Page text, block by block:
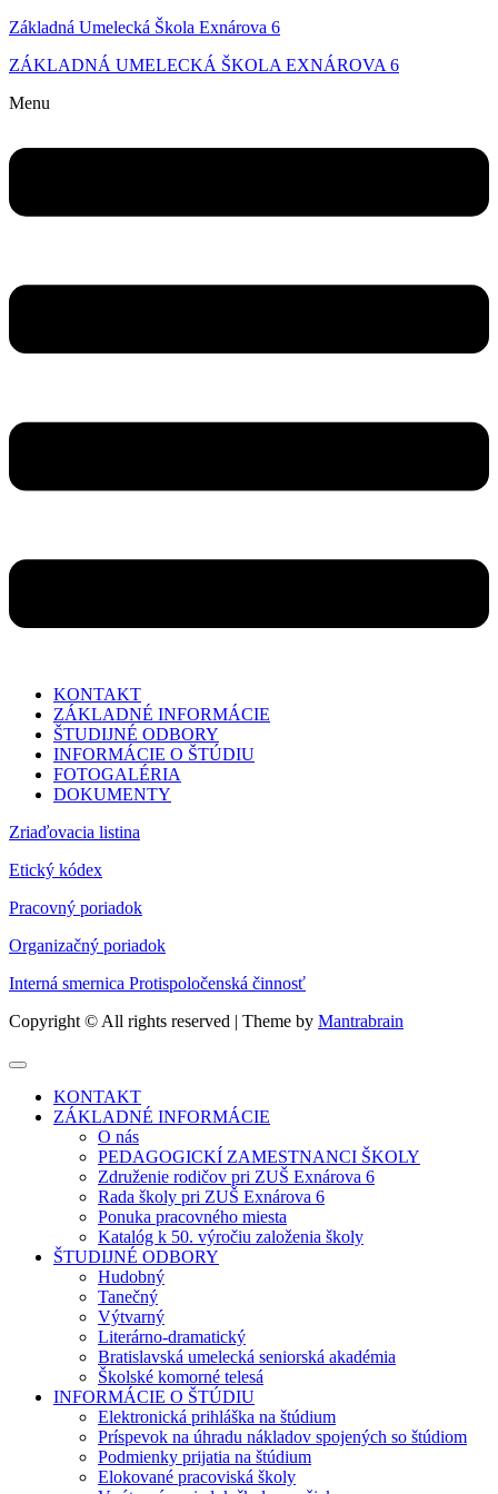
Základná Umelecká Škola Exnárova 6
ZÁKLADNÁ UMELECKÁ ŠKOLA EXNÁROVA 6
Menu
KONTAKT
ZÁKLADNÉ INFORMÁCIE
ŠTUDIJNÉ ODBORY
INFORMÁCIE O ŠTÚDIU
FOTOGALÉRIA
DOKUMENTY
Zriaďovacia listina
Etický kódex
Pracovný poriadok
Organizačný poriadok
Interná smernica Protispoločenská činnosť
Copyright © All rights reserved | Theme by Mantrabrain
KONTAKT
ZÁKLADNÉ INFORMÁCIE
O nás
PEDAGOGICKÍ ZAMESTNANCI ŠKOLY
Združenie rodičov pri ZUŠ Exnárova 6
Rada školy pri ZUŠ Exnárova 6
Ponuka pracovného miesta
Katalóg k 50. výročiu založenia školy
ŠTUDIJNÉ ODBORY
Hudobný
Tanečný
Výtvarný
Literárno-dramatický
Bratislavská umelecká seniorská akadémia
Školské komorné telesá
INFORMÁCIE O ŠTÚDIU
Elektronická prihláška na štúdium
Príspevok na úhradu nákladov spojených so štúdiom
Podmienky prijatia na štúdium
Elokované pracoviská školy